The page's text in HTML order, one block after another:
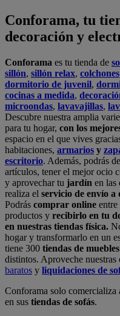
Conforama, tu
decoración y
Conforama es tu tienda de
sillón, sillón relax, colchones
dormitorio de juvenil,
cocinas a medida,
microondas, lavavajillas,
Descubre nuestra amplia
para tu hogar, con los
espacio en el que vives
habitaciones, armarios y
escritorio. Además, podrás
artículos, tener el mejor ocio
y aprovechar tu jardín en las
realiza el servicio de envío a
Podrás comprar online entre
productos y recibirlo en tu
en nuestras tiendas física.
hogar y transformarlo en un
tiene 300 tiendas de muebles
distintos. Aproveche nuestras
baratos y liquidaciones de
Conforama solo comercializa
en sus tiendas de sofás.